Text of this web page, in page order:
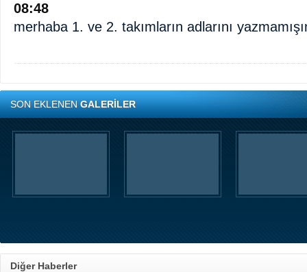
08:48
merhaba 1. ve 2. takımların adlarını
SON EKLENENGALERİLER
Diğer Haberler